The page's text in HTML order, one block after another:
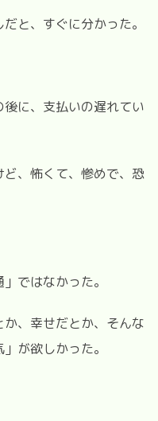
と、すぐに分かった。
に、支払いの遅れてい
、怖くて、惨めで、恐
ではなかった。
、幸せだとか、そんな
が欲しかった。